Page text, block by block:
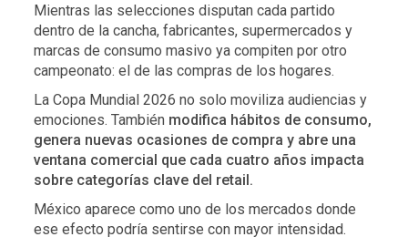
Mientras las selecciones disputan cada partido
dentro de la cancha, fabricantes, supermercados y
marcas de consumo masivo ya compiten por otro
campeonato: el de las compras de los hogares.
La Copa Mundial 2026 no solo moviliza audiencias y
emociones. También modifica hábitos de consumo,
genera nuevas ocasiones de compra y abre una
ventana comercial que cada cuatro años impacta
sobre categorías clave del retail.
México aparece como uno de los mercados donde
ese efecto podría sentirse con mayor intensidad.